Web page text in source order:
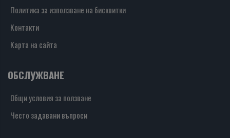
Политика за използване на бисквитки
Контакти
Карта на сайта
ОБСЛУЖВАНЕ
Общи условия за ползване
Често задавани въпроси